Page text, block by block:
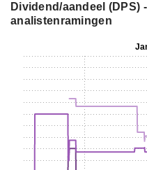
Dividend/aandeel (DPS)
analistenramingen